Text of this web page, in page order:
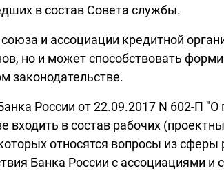
в состав Совета службы.
и ассоциации кредитной
но и может способствовать
законодательстве.
России от 22.09.2017 N 602-П
входить в состав рабочих
относятся вопросы из
Банка России с ассоциациями